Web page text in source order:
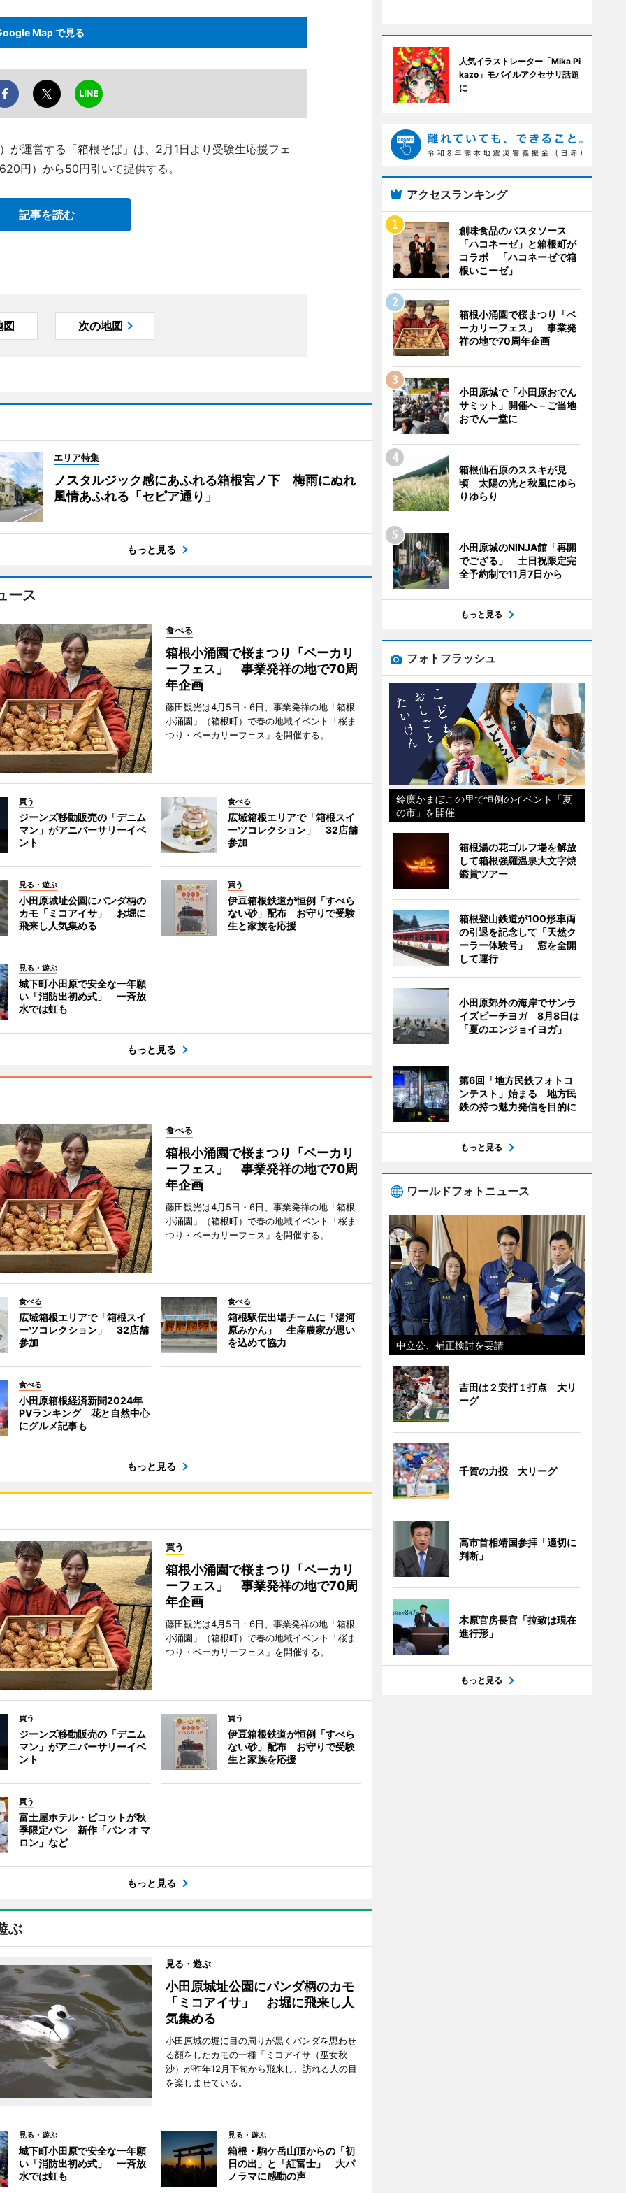
Map で見る
が運営する「箱根そば」は、2月1日より受験生応援フェ
円）から50円引いて提供する。
記事を読む
図 次の地図
エリア特集
ノスタルジック感にあふれる箱根宮ノ下 梅雨にぬれ
風情あふれる「セピア通り」
もっと見る
ース
食べる
箱根小涌園で桜まつり「ベーカリ
ーフェス」 事業発祥の地で70周
年企画
藤田観光は4月5日・6日、事業発祥の地「箱根
小涌園」（箱根町）で春の地域イベント「桜ま
つり・ベーカリーフェス」を開催する。
買う
ジーンズ移動販売の「デニム
マン」がアニバーサリーイベ
ント
食べる
広域箱根エリアで「箱根スイ
ーツコレクション」 32店舗
参加
見る・遊ぶ
小田原城址公園にパンダ柄の
カモ「ミコアイサ」 お堀に
飛来し人気集める
買う
伊豆箱根鉄道が恒例「すべら
ない砂」配布 お守りで受験
生と家族を応援
見る・遊ぶ
城下町小田原で安全な一年願
い「消防出初め式」 一斉放
水では虹も
もっと見る
食べる
箱根小涌園で桜まつり「ベーカリ
ーフェス」 事業発祥の地で70周
年企画
藤田観光は4月5日・6日、事業発祥の地「箱根
小涌園」（箱根町）で春の地域イベント「桜ま
つり・ベーカリーフェス」を開催する。
食べる
広域箱根エリアで「箱根スイ
ーツコレクション」 32店舗
参加
食べる
箱根駅伝出場チームに「湯河
原みかん」 生産農家が思い
を込めて協力
食べる
小田原箱根経済新聞2024年
PVランキング 花と自然中心
にグルメ記事も
もっと見る
買う
箱根小涌園で桜まつり「ベーカリ
ーフェス」 事業発祥の地で70周
年企画
藤田観光は4月5日・6日、事業発祥の地「箱根
小涌園」（箱根町）で春の地域イベント「桜ま
つり・ベーカリーフェス」を開催する。
買う
ジーンズ移動販売の「デニム
マン」がアニバーサリーイベ
ント
買う
伊豆箱根鉄道が恒例「すべら
ない砂」配布 お守りで受験
生と家族を応援
買う
富士屋ホテル・ピコットが秋
季限定パン 新作「パン オ マ
ロン」など
もっと見る
ぶ
見る・遊ぶ
小田原城址公園にパンダ柄のカモ
「ミコアイサ」 お堀に飛来し人
気集める
小田原城の堀に目の周りが黒くパンダを思わせ
る顔をしたカモの一種「ミコアイサ（巫女秋
沙）が昨年12月下旬から飛来し、訪れる人の目
を楽しませている。
見る・遊ぶ
城下町小田原で安全な一年願
い「消防出初め式」 一斉放
水では虹も
見る・遊ぶ
箱根・駒ケ岳山頂からの「初
日の出」と「紅富士」 大パ
ノラマに感動の声
人気イラストレーター「Mika Pi
kazo」モバイルアクセサリ話題
に
アクセスランキング
創味食品のパスタソース
「ハコネーゼ」と箱根町が
コラボ 「ハコネーゼで箱
根いこーゼ」
箱根小涌園で桜まつり「ベ
ーカリーフェス」 事業発
祥の地で70周年企画
小田原城で「小田原おでん
サミット」開催へ－ご当地
おでん一堂に
箱根仙石原のススキが見
頃 太陽の光と秋風にゆら
りゆらり
小田原城のNINJA館「再開
でござる」 土日祝限定完
全予約制で11月7日から
もっと見る
フォトフラッシュ
鈴廣かまぼこの里で恒例のイベント「夏
の市」を開催
箱根湯の花ゴルフ場を解放
して箱根強羅温泉大文字焼
鑑賞ツアー
箱根登山鉄道が100形車両
の引退を記念して「天然ク
ーラー体験号」 窓を全開
して運行
小田原郊外の海岸でサンラ
イズビーチヨガ 8月8日は
「夏のエンジョイヨガ」
第6回「地方民鉄フォトコ
ンテスト」始まる 地方民
鉄の持つ魅力発信を目的に
もっと見る
ワールドフォトニュース
中立公、補正検討を要請
吉田は２安打１打点 大リ
ーグ
千賀の力投 大リーグ
高市首相靖国参拝「適切に
判断」
木原官房長官「拉致は現在
進行形」
もっと見る